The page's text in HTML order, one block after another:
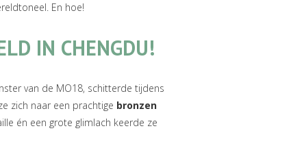
En hoe!
IN CHENGDU!
van de MO18, schitterde tijdens
zich naar een prachtige bronzen
én een grote glimlach keerde ze